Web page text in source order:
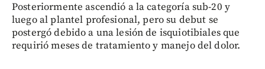
Posteriormente ascendió a la categoría sub-20 y
luego al plantel profesional, pero su debut se
postergó debido a una lesión de isquiotibiales que
requirió meses de tratamiento y manejo del dolor.